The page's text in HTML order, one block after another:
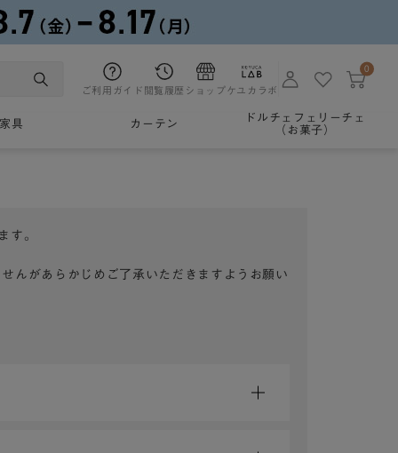
ご利用ガイド 閲覧履歴 ショップケユカラボ
0
家具 カーテン
ドルチェフェリーチェ
（お菓子）
す。
んがあらかじめご了承いただきますようお願い